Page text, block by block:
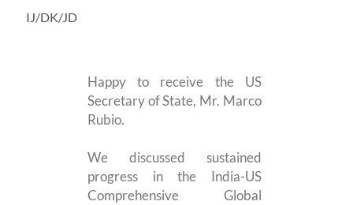
IJ/DK/JD
Happy to receive the US
Secretary of State, Mr. Marco
Rubio.
We discussed sustained
progress in the India-US
Comprehensive Global